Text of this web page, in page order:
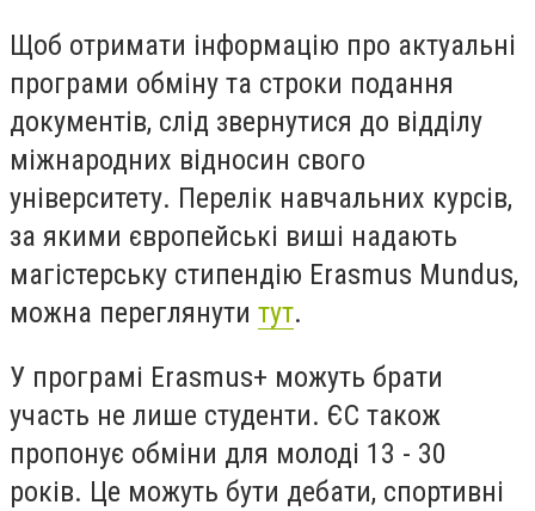
Щоб отримати інформацію про актуальні
програми обміну та строки подання
документів, слід звернутися до відділу
міжнародних відносин свого
університету. Перелік навчальних курсів,
за якими європейські виші надають
магістерську стипендію Erasmus Mundus,
можна переглянути тут.
У програмі Erasmus+ можуть брати
участь не лише студенти. ЄС також
пропонує обміни для молоді 13 - 30
років. Це можуть бути дебати, спортивні